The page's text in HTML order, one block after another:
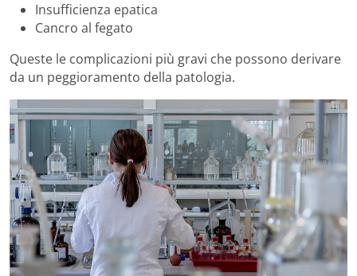
Insufficienza epatica
Cancro al fegato
Queste le complicazioni più gravi che possono derivare
da un peggioramento della patologia.